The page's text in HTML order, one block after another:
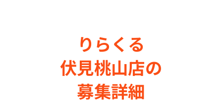
りらくる
伏見桃山店の
募集詳細